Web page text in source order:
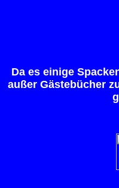
Da es einige
außer Gästebücher